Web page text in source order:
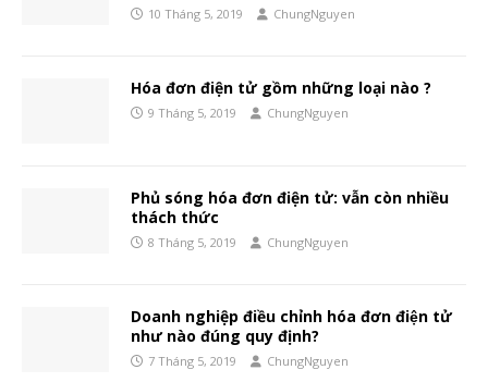
10 Tháng 5, 2019 ChungNguyen
Hóa đơn điện tử gồm những loại nào ?
9 Tháng 5, 2019 ChungNguyen
Phủ sóng hóa đơn điện tử: vẫn còn nhiều
thách thức
8 Tháng 5, 2019 ChungNguyen
Doanh nghiệp điều chỉnh hóa đơn điện tử
như nào đúng quy định?
7 Tháng 5, 2019 ChungNguyen